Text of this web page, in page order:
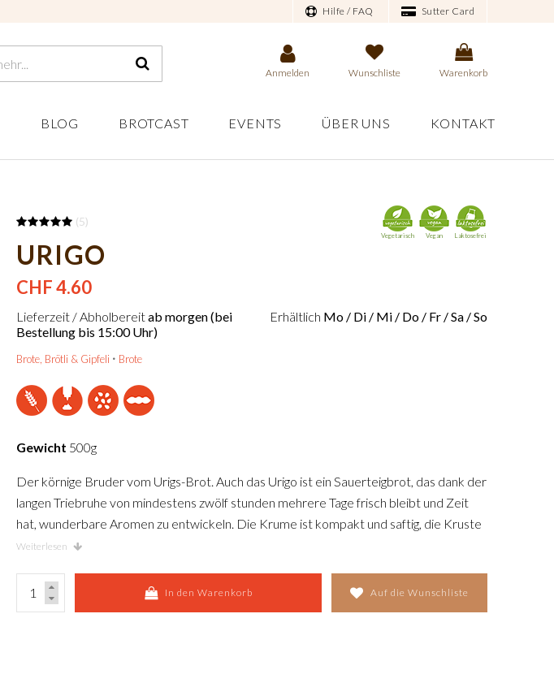
Hilfe / FAQ Sutter Card
Anmelden Wunschliste Warenkorb
BLOG BROTCAST EVENTS ÜBER UNS KONTAKT
(5)
URIGO
CHF 4.60
Vegetarisch Vegan Laktosefrei
Lieferzeit / Abholbereitab morgen (bei
Bestellung bis 15:00 Uhr)
Erhältlich Mo / Di / Mi / Do / Fr / Sa / So
Brote, Brötli & Gipfeli Brote
Gewicht 500g
Der körnige Bruder vom Urigs-Brot. Auch das Urigo ist ein Sauerteigbrot, das dank der
langen Triebruhe von mindestens zwölf stunden mehrere Tage frisch bleibt und Zeit
hat, wunderbare Aromen zu entwickeln. Die Krume ist kompakt und saftig, die Kruste
körnig knusprig. Das Urigo Brot enthält Sonnenblumenkerne, Weizenflocken,
gebacken und eignet sich bestens für Faustbrote / Sandwiches.
Weiterlesen
In den Warenkorb Auf die Wunschliste